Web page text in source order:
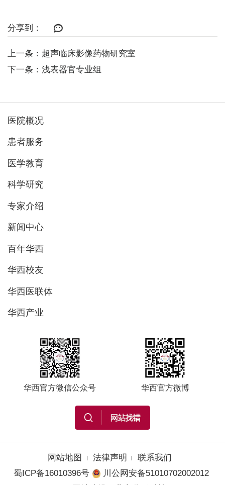
分享到：
上一条：超声临床影像药物研究室
下一条：浅表器官专业组
医院概况
患者服务
医学教育
科学研究
专家介绍
新闻中心
百年华西
华西校友
华西医联体
华西产业
华西官方微信公众号 华西官方微博
网站地图 法律声明
联系我们
蜀ICP备16010396号
川公网安备51010702002012